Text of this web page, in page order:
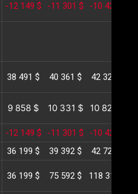
-12 149 $ -11 301 $ -10 426 $
38 491 $ 40 361 $ 42 323 $
9 858 $ 10 331 $ 10 828 $
-12 149 $ -11 301 $ -10 426 $
36 199 $ 39 392 $ 42 725 $
36 199 $ 75 592 $ 118 317 $